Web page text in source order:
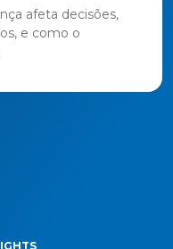
afeta decisões,
e como o